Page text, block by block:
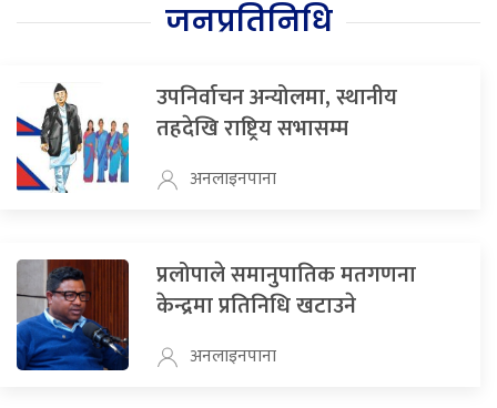
जनप्रतिनिधि
उपनिर्वाचन अन्योलमा, स्थानीय
तहदेखि राष्ट्रिय सभासम्म
अनलाइनपाना
प्रलोपाले समानुपातिक मतगणना
केन्द्रमा प्रतिनिधि खटाउने
अनलाइनपाना